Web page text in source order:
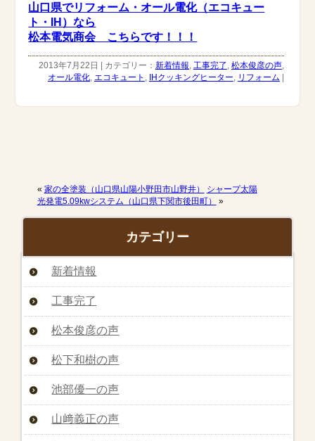
山口県でリフォーム・オール電化（エコキュー
ト・IH）なら
松本電気商会 こちらです！！！
2013年7月22日 | カテゴリー： 新着情報, 工事完了 , 松本俊彦の声,
オール電化, エコキュート , IHクッキングヒーター, リフォーム
« 家の全塗装（山口県山陽小野田市山野井）
シャープ太陽
光発電5.09kwシステム（山口県下関市後田町）
»
カテゴリー
新着情報
工事完了
松本俊彦の声
松下和樹の声
池部優一の声
山﨑義正の声